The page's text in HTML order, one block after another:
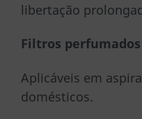
libertação
Filtros perfumados
Aplicáveis em
domésticos.